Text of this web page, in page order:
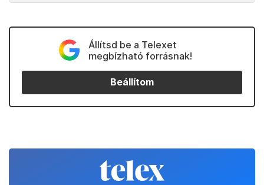
Állítsd be a Telexet
megbízható forrásnak!
Beállítom